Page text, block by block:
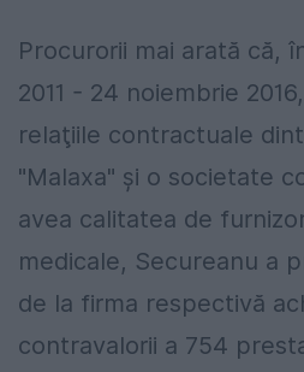
Procurorii mai arată că,
2011 - 24 noiembrie
relaţiile contractuale
"Malaxa" şi o societate
avea calitatea de
medicale, Secureanu a
de la firma respectivă
contravalorii a 754